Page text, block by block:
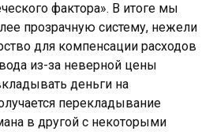
фактора». В итоге мы
прозрачную систему, нежели
для компенсации расходов
из-за неверной цены
деньги на
перекладывание
в другой с некоторыми